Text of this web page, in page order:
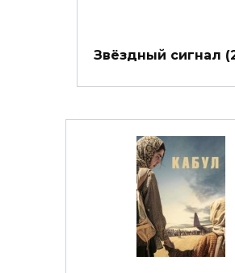
Звёздный сигнал